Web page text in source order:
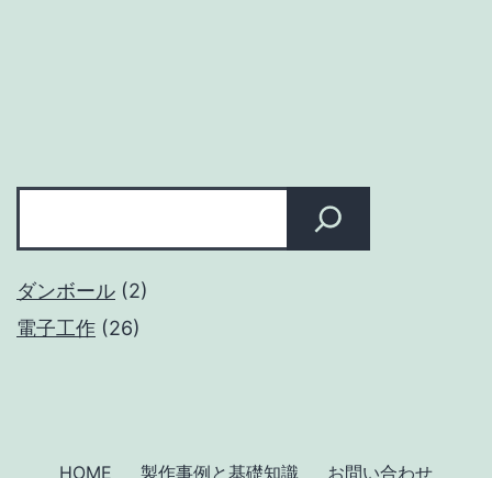
ダンボール (2)
電子工作 (26)
HOME 製作事例と基礎知識 お問い合わせ